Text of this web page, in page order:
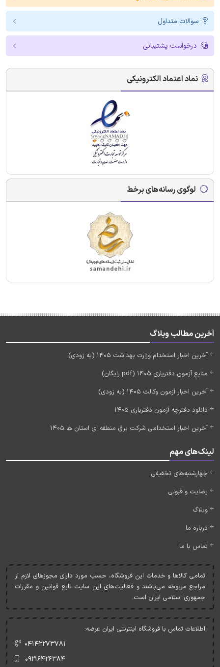
سوالات متداول
درخواست پشتیبانی
نماد اعتماد الکترونیکی
لوگوی رسانه‌های برخط
آخرین مطالب وبلاگ
آخرین اخبار استخدام وزارت بهداشت 1405 (به زودی)
منابع آزمون دفتریاری 1405 (pdf رایگان)
آخرین اخبار آزمون وکالت 1405 (به زودی)
دانلود دفترچه آزمون دفتریاری 1405
آخرین اخبار استخدامی شرکت برق منطقه ای استان ها 1405
لینک‌های مهم
چهارشنبه‌های تخفیفی
رضایت و قبولی
وبلاگ
درباره ما
تماس با ما
تمامی کالاها و خدمات اين فروشگاه، حسب مورد دارای مجوزهای لازم از
مراجع مربوطه می‌باشند و فعاليت‌های اين سايت تابع قوانين و مقررات
جمهوری اسلامی ايران است.
اطلاعات تماس با فروشگاه اینترنتی ایران عرضه:
۰۴۱۴۲۲۷۳۷۸۱
۰۹۲۱۶۴۲۶۳۸۴